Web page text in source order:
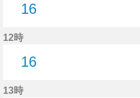
16
12時
16
13時